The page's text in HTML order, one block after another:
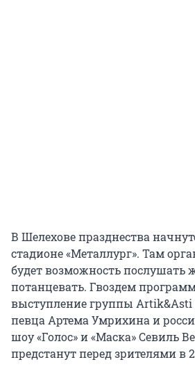
В Шелехове празднества
стадионе «Металлург». Там
будет возможность
потанцевать. Гвоздем
выступление группы Artik&Asti
певца Артема Умрихина и
шоу «Голос» и «Маска» Севиль
предстанут перед зрителями в